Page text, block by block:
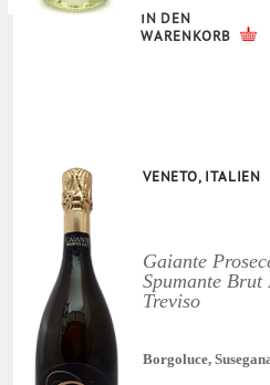
IN DEN
WARENKORB
VENETO, ITALIEN
Gaiante
Spumante Brut
Treviso
Borgoluce,